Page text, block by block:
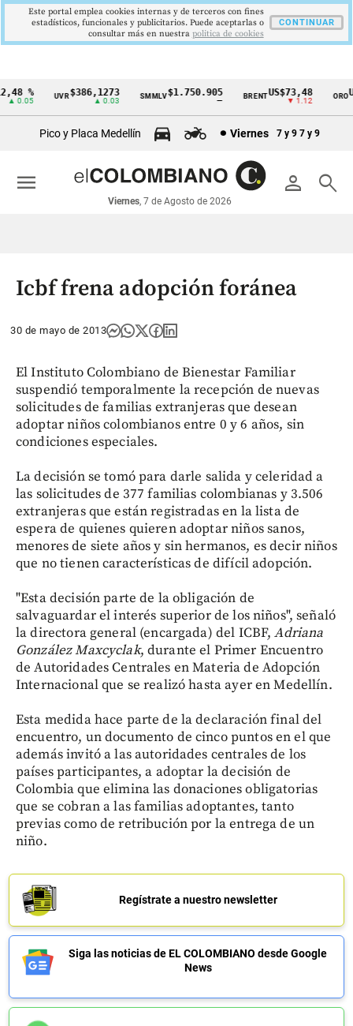
Cintillo
económicos
Colombia
%
0.05
UVR$386,1273
▲ 0.03
SMMLV$1.750.905 BRENTUS$73,48
▼ 1.12
ORO
Pico y Placa Medellín Viernes 7 y 9 7 y 9
person search
Viernes, 7 de Agosto de 2026
menu
Icbf frena adopción foránea
30 de mayo de 2013
El Instituto Colombiano de Bienestar Familiar
suspendió temporalmente la recepción de nuevas
solicitudes de familias extranjeras que desean
adoptar niños colombianos entre 0 y 6 años, sin
condiciones especiales.
La decisión se tomó para darle salida y celeridad a
las solicitudes de 377 familias colombianas y 3.506
extranjeras que están registradas en la lista de
espera de quienes quieren adoptar niños sanos,
menores de siete años y sin hermanos, es decir niños
que no tienen características de difícil adopción.
"Esta decisión parte de la obligación de
salvaguardar el interés superior de los niños", señaló
la directora general (encargada) del ICBF,Adriana
González Maxcyclak, durante el Primer Encuentro
de Autoridades Centrales en Materia de Adopción
Internacional que se realizó hasta ayer en Medellín.
Esta medida hace parte de la declaración final del
encuentro, un documento de cinco puntos en el que
además invitó a las autoridades centrales de los
países participantes, a adoptar la decisión de
Colombia que elimina las donaciones obligatorias
que se cobran a las familias adoptantes, tanto
previas como de retribución por la entrega de un
niño.
Regístrate a nuestro newsletter
Siga las noticias de EL COLOMBIANO desde Google
News
Este portal emplea cookies internas y de terceros con fines
estadísticos, funcionales y publicitarios. Puede aceptarlas o
consultar más en nuestra politica de cookies
CONTINUAR